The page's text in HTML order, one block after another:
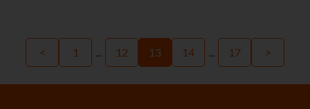
< 1 ... 12 13 14 ... 17 >